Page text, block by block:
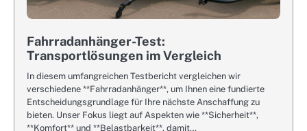
Fahrradanhänger-Test:
Transportlösungen im Vergleich
In diesem umfangreichen Testbericht vergleichen wir
verschiedene **Fahrradanhänger**, um Ihnen eine fundierte
Entscheidungsgrundlage für Ihre nächste Anschaffung zu
bieten. Unser Fokus liegt auf Aspekten wie **Sicherheit**,
**Komfort** und **Belastbarkeit**, damit…